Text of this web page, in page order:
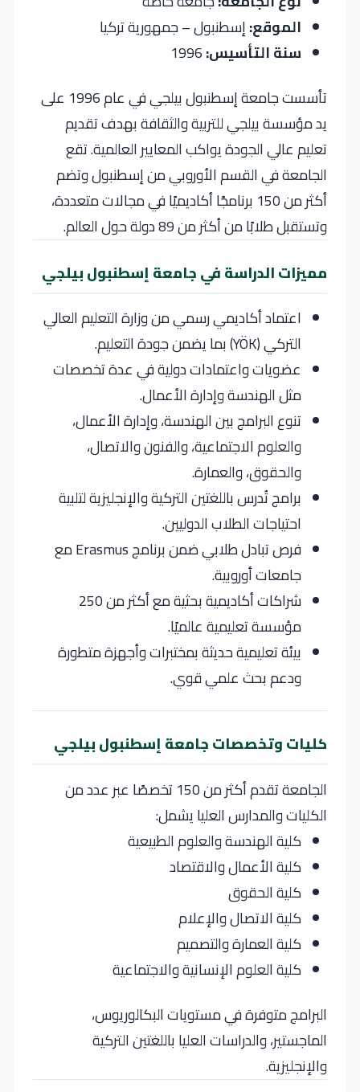
الموقع:إسطنبول – جمهورية تركيا
سنة التأسيس:
تأسست جامعة إسطنبول بيلجي في عام 1996 على
يد مؤسسة بيلجي للتربية والثقافة بهدف تقديم
تعليم عالي الجودة يواكب المعايير العالمية. تقع
الجامعة في القسم الأوروبي من إسطنبول وتضم
أكثر من 150 برنامجًا أكاديميًا في مجالات متعددة،
وتستقبل طلابًا من أكثر من 89 دولة حول العالم.
مميزات الدراسة في جامعة إسطنبول بيلجي
اعتماد أكاديمي رسمي من وزارة التعليم العالي
التركي (YÖK) بما يضمن جودة التعليم.
عضويات واعتمادات دولية في عدة تخصصات
مثل الهندسة وإدارة الأعمال.
تنوع البرامج بين الهندسة، وإدارة الأعمال،
والعلوم الاجتماعية، والفنون والاتصال،
والحقوق، والعمارة.
برامج تُدرس باللغتين التركية والإنجليزية لتلبية
احتياجات الطلاب الدوليين.
فرص تبادل طلابي ضمن برنامج Erasmus مع
جامعات أوروبية.
شراكات أكاديمية بحثية مع أكثر من 250
مؤسسة تعليمية عالميًا.
بيئة تعليمية حديثة بمختبرات وأجهزة متطورة
ودعم بحث علمي قوي.
كليات وتخصصات جامعة إسطنبول بيلجي
الجامعة تقدم أكثر من 150 تخصصًا عبر عدد من
الكليات والمدارس العليا يشمل:
كلية الهندسة والعلوم الطبيعية
كلية الأعمال والاقتصاد
كلية الحقوق
كلية الاتصال والإعلام
كلية العمارة والتصميم
كلية العلوم الإنسانية والاجتماعية
البرامج متوفرة في مستويات البكالوريوس،
الماجستير، والدراسات العليا باللغتين التركية
والإنجليزية.